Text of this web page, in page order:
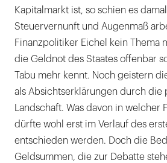
Kapitalmarkt ist, so schien es
Steuervernunft und Augenmaß
Finanzpolitiker Eichel kein Thema
die Geldnot des Staates offenbar
Tabu mehr kennt. Noch geistern
als Absichtserklärungen durch die
Landschaft. Was davon in welcher
dürfte wohl erst im Verlauf des
entschieden werden. Doch die
Geldsummen, die zur Debatte